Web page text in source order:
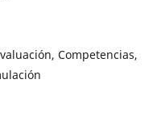
Competencias,